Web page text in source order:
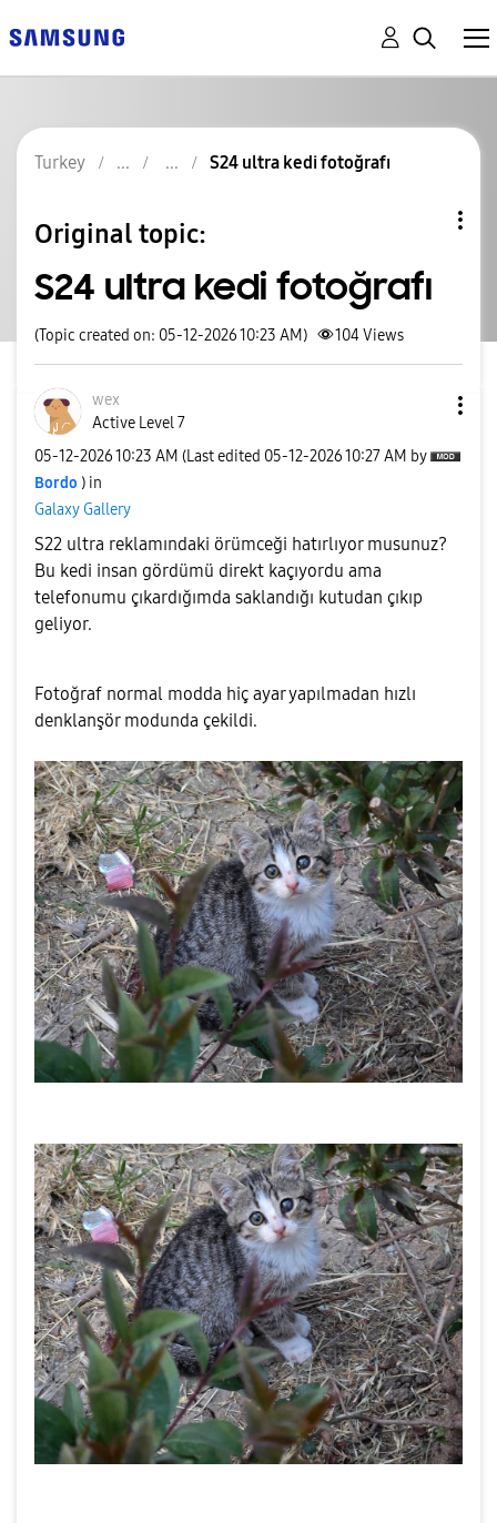
Turkey S24 ultra kedi fotoğrafı
Original topic:
S24 ultra kedi fotoğrafı
(Topic created on: 05-12-2026 10:23 AM) 104Views
wex
Active Level 7
‎05-12-202610:23 AM (Last edited ‎05-12-202610:27 AM by
Bordo ) in
Galaxy Gallery
S22 ultra reklamındaki örümceği hatırlıyor musunuz?
Bu kedi insan gördümü direkt kaçıyordu ama
telefonumu çıkardığımda saklandığı kutudan çıkıp
geliyor.
Fotoğraf normal modda hiç ayar yapılmadan hızlı
denklanşör modunda çekildi.